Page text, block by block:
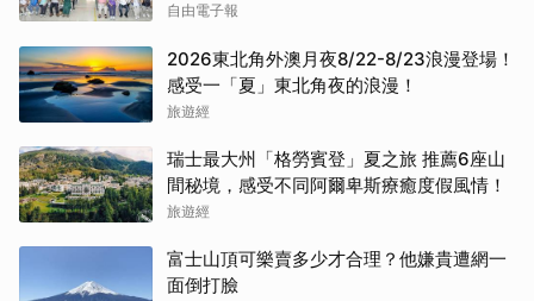
自由電子報
2026東北角外澳月夜8/22-8/23浪漫登場！
感受一「夏」東北角夜的浪漫！
旅遊經
瑞士最大州「格勞賓登」夏之旅 推薦6座山
間秘境，感受不同阿爾卑斯療癒度假風情！
旅遊經
富士山頂可樂賣多少才合理？他嫌貴遭網一
面倒打臉